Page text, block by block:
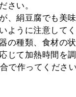
さい。
、絹豆腐でも美
ように注意してく
の種類、食材の
じて加熱時間を
で作ってくださ